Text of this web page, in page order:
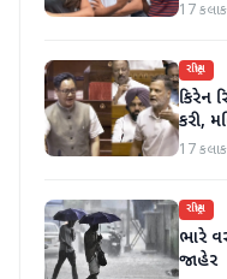
17
રાષ્ટ્રીય
કિરેન
કરી,
કરી
17
રાષ્ટ્રીય
ભારે
જાહેર